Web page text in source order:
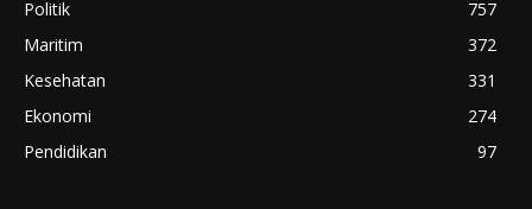
Politik
757
Maritim
372
Kesehatan
331
Ekonomi
274
Pendidikan
97